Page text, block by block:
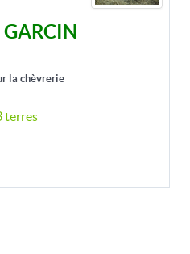
la chèvrerie
terres